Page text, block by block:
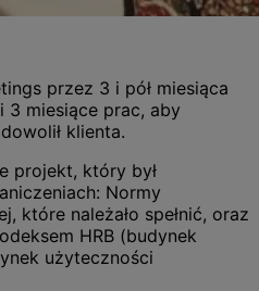
przez 3 i pół miesiąca
miesiące prac, aby
klienta.
projekt, który był
Normy
które należało spełnić, oraz
HRB (budynek
użyteczności